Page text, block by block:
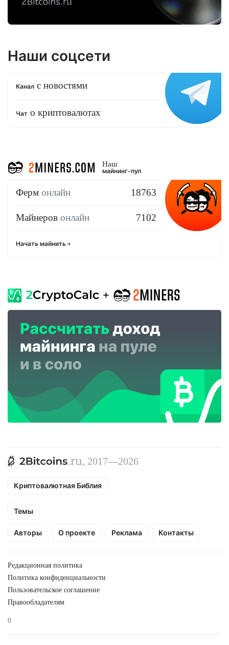
Наши соцсети
Канал с новостями
Чат о криптовалютах
Наш
майнинг-пул
Ферм онлайн 18763
Майнеров онлайн 7102
Начать майнить
, 2017—2026
Криптовалютная Библия
Темы
Авторы О проекте Реклама Контакты
Редакционная политика
Политика конфиденциальности
Пользовательское соглашение
Правообладателям
0